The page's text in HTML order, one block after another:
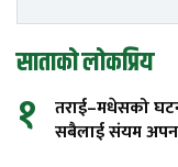
साताको लोकप्रिय
१
तराई–मधेसको
सबैलाई संयम